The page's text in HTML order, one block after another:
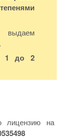
выдаем
1 до 2
лицензию на